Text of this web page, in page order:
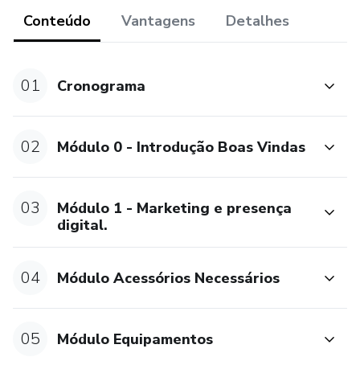
Conteúdo Vantagens Detalhes
01 Cronograma
02 Módulo 0 - Introdução Boas Vindas
03
Módulo 1 - Marketing e presença
digital.
04 Módulo Acessórios Necessários
05 Módulo Equipamentos